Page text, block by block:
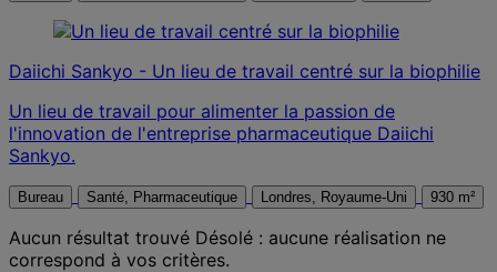
Daiichi Sankyo - Un lieu de travail centré sur la biophilie
Un lieu de travail pour alimenter la passion de
l'innovation de l'entreprise pharmaceutique Daiichi
Sankyo.
Bureau Santé, Pharmaceutique Londres, Royaume-Uni 930 m²
Aucun résultat trouvé Désolé : aucune réalisation ne
correspond à vos critères.